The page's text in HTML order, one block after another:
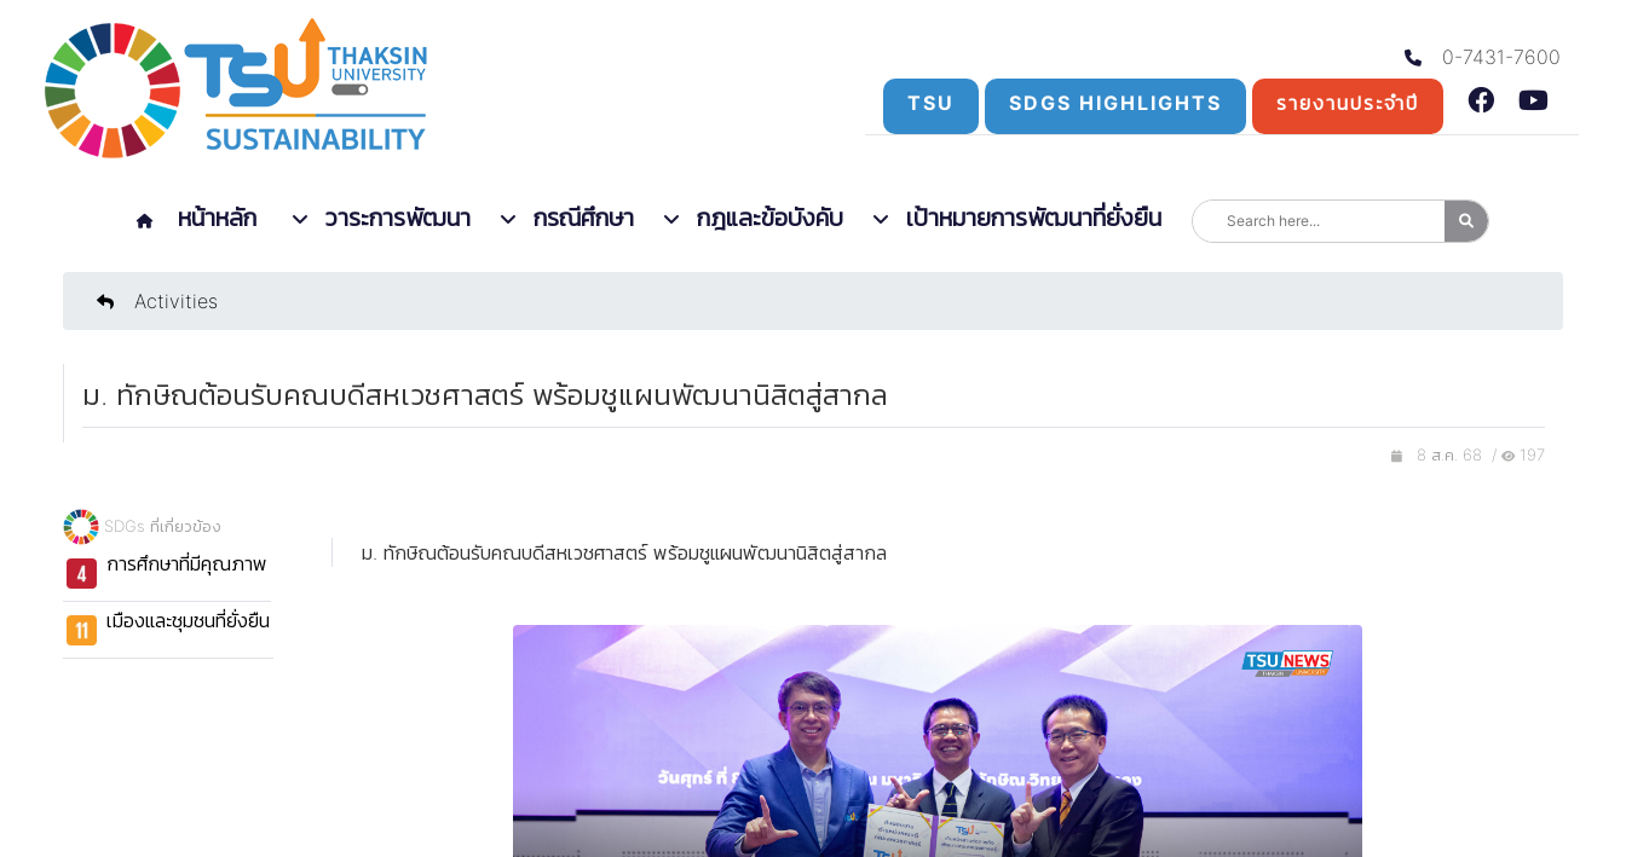
0-7431-7600
TSU
SDGS HIGHLIGHTS รายงานประจำปี
หน้าหลัก วาระการพัฒนา กรณีศึกษา กฎและข้อบังคับ เป้าหมายการพัฒนาที่ยั่งยืน
Activities
ม. ทักษิณต้อนรับคณบดีสหเวชศาสตร์ พร้อมชูแผนพัฒนานิสิตสู่สากล
8 ส.ค. 68 / 197
SDGs ที่เกี่ยวข้อง
การศึกษาที่มีคุณภาพ
เมืองและชุมชนที่ยั่งยืน
ม. ทักษิณต้อนรับคณบดีสหเวชศาสตร์ พร้อมชูแผนพัฒนานิสิตสู่สากล